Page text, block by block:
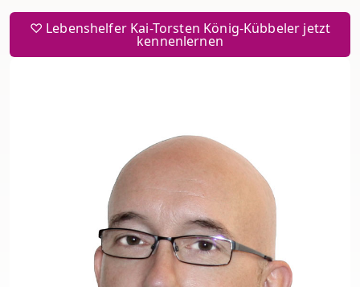
♡ Lebenshelfer Kai-Torsten König-Kübbeler jetzt
kennenlernen